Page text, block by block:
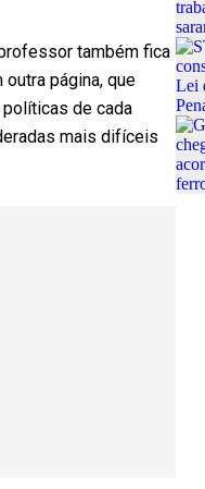
também fica
página, que
de cada
mais difíceis